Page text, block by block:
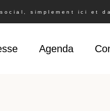
simplement ici et
Agenda